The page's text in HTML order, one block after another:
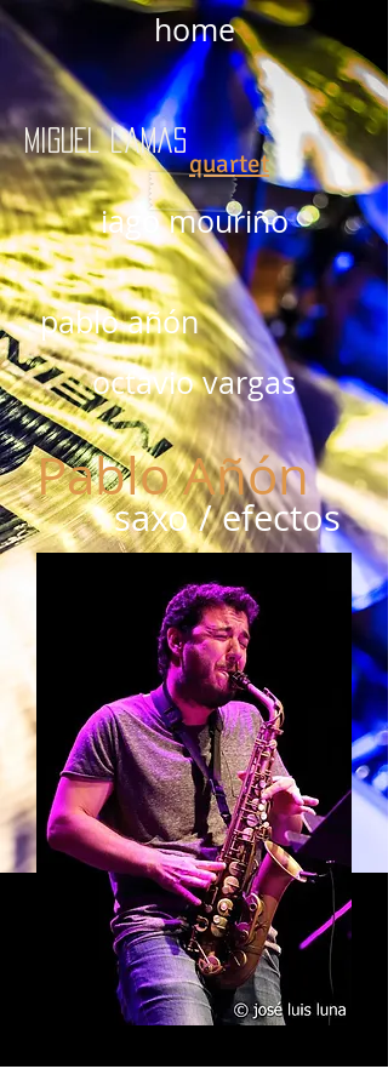
home
miguel lamas
quartet
iago mouriño
pablo añón
octavio vargas
Pablo Añón
saxo / efectos